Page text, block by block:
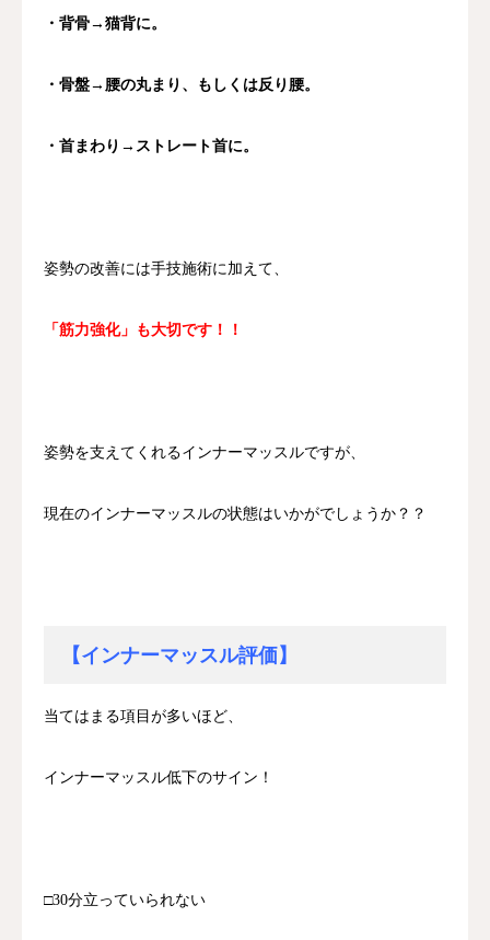
・背骨→猫背に。
・骨盤→腰の丸まり、もしくは反り腰。
・首まわり→ストレート首に。
姿勢の改善には手技施術に加えて、
「筋力強化」も大切です！！
姿勢を支えてくれるインナーマッスルですが、
現在のインナーマッスルの状態はいかがでしょうか？？
【インナーマッスル評価】
当てはまる項目が多いほど、
インナーマッスル低下のサイン！
□30分立っていられない